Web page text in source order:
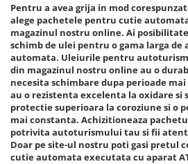
Pentru a avea grija in mod
alege pachetele pentru cutie
magazinul nostru online. Ai
schimb de ulei pentru o gama larga
automata. Uleiurile pentru
din magazinul nostru online au o
necesita schimbare dupa perioade
au o rezistenta excelenta la oxidare
protectie superioara la coroziune si o
mai constanta. Achizitioneaza
potrivita autoturismului tau si fii atent
Doar pe site-ul nostru poti gasi pretul
cutie automata executata cu aparat